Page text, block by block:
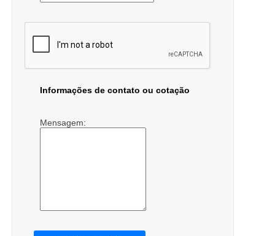
Informações de contato ou cotação
Mensagem: